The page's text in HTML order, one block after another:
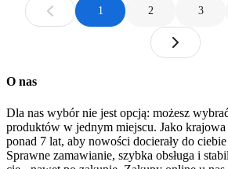
1 2 3
O nas
Dla nas wybór nie jest opcją: możesz
produktów w jednym miejscu. Jako
ponad 7 lat, aby nowości docierały do
Sprawne zamawianie, szybka obsługa i